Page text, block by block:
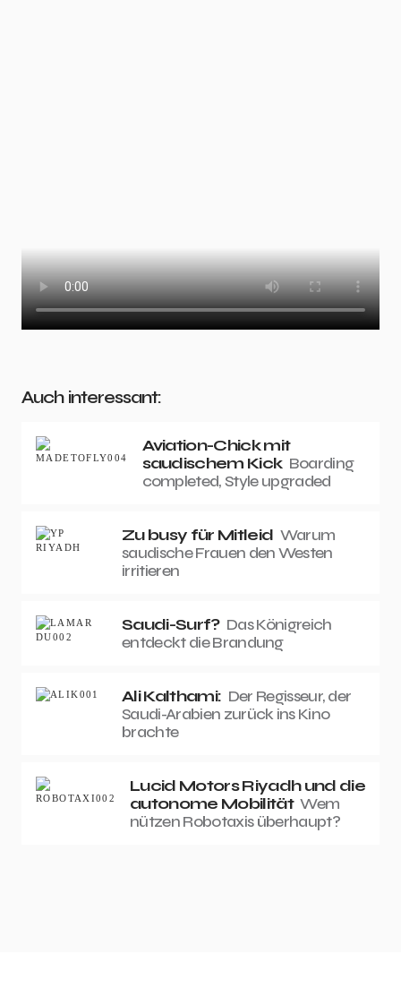
Auch interessant:
Aviation-Chick mit
saudischem Kick Boarding
completed, Style upgraded
Zu busy für Mitleid Warum
saudische Frauen den Westen
irritieren
Saudi-Surf? Das Königreich
entdeckt die Brandung
Ali Kalthami: Der Regisseur, der
Saudi-Arabien zurück ins Kino
brachte
Lucid Motors Riyadh und die
autonome Mobilität Wem
nützen Robotaxis überhaupt?